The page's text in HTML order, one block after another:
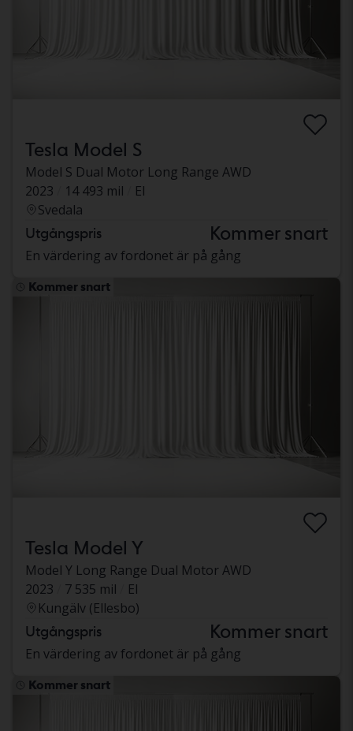
Tesla Model S
Model S Dual Motor Long Range AWD
2023
14 493 mil
El
Svedala
Utgångspris Kommer snart
En värdering av fordonet är på gång
Kommer snart
Tesla Model Y
Model Y Long Range Dual Motor AWD
2023
7 535 mil
El
Kungälv (Ellesbo)
Utgångspris Kommer snart
En värdering av fordonet är på gång
Kommer snart